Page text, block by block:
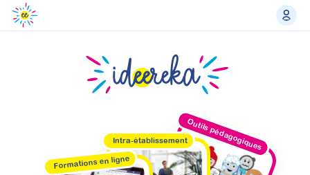
Outils pédagogiques
Intra-établissement
Formations en ligne